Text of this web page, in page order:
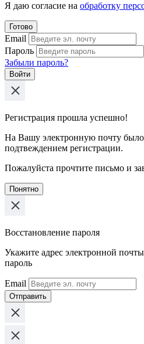
Я даю согласие на обработку
Готово
Email
Пароль
Забыли пароль?
Войти
Регистрация прошла успешно!
На Вашу электронную почту
подтвеждением регистрации.
Пожалуйста прочтите письмо и
Понятно
Восстановление пароля
Укажите адрес электронной
пароль
Email
Отправить